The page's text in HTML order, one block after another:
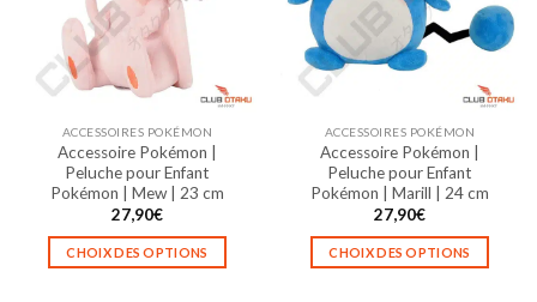
peuvent
être
choisies
sur
page
produit
peuvent
être
choisies
page
produit
ACCESSOIRES POKÉMON
Accessoire Pokémon |
Peluche pour Enfant
Pokémon | Mew | 23 cm
27,90€
CHOIX DES OPTIONS
ACCESSOIRES POKÉMON
Accessoire Pokémon |
Peluche pour Enfant
Pokémon | Marill | 24 cm
27,90€
CHOIX DES OPTIONS